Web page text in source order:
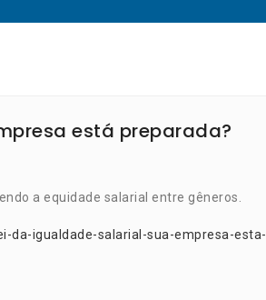
está preparada?
a equidade salarial entre gêneros.
da-igualdade-salarial-sua-empresa-esta-